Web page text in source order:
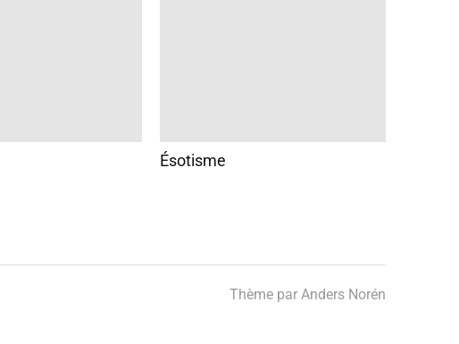
Ésotisme
Thème par Anders Norén